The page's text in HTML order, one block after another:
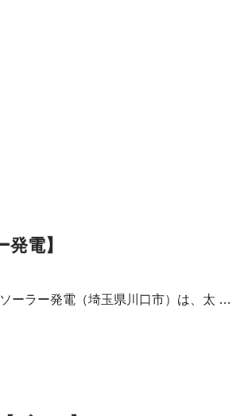
電】
ーラー発電（埼玉県川口市）は、太 …